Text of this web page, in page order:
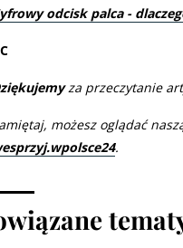
odcisk palca -
za przeczytanie
możesz oglądać
.